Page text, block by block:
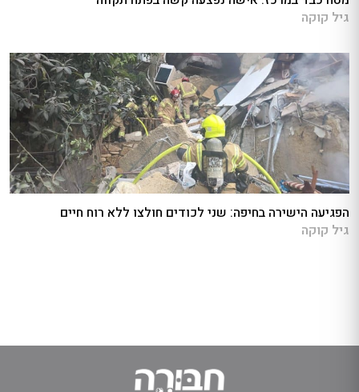
גיל קוקה
הפגיעה הישירה בחיפה: שני לכודים חולצו ללא רוח חיים
גיל קוקה